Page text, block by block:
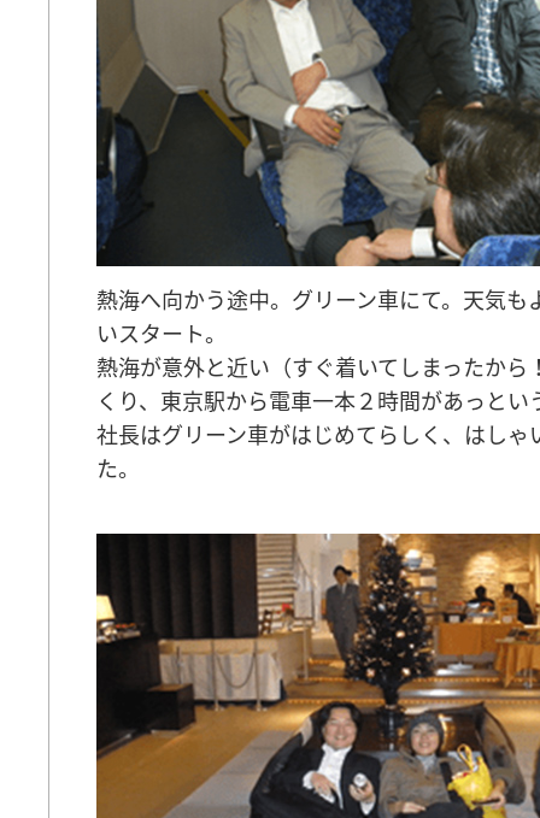
熱海へ向かう途中。グリーン車にて。天気も
いスタート。
熱海が意外と近い（すぐ着いてしまったから
くり、東京駅から電車一本２時間があっとい
社長はグリーン車がはじめてらしく、はしゃ
た。